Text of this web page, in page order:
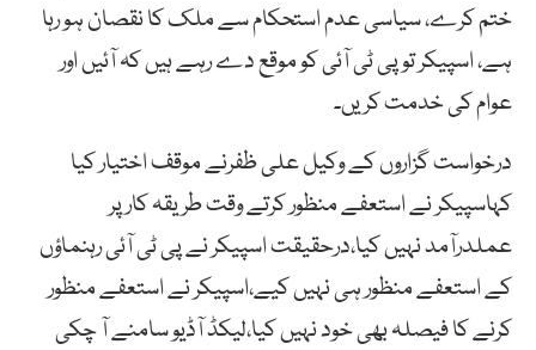
ختم کرے، سیاسی عدم استحکام سے ملک کا نقصان ہو رہا
ہے، اسپیکر تو پی ٹی آئی کو موقع دے رہے ہیں کہ آئیں اور
عوام کی خدمت کریں۔
درخواست گزاروں کے وکیل علی ظفرنے موقف اختیار کیا
کہاسپیکر نے استعفے منظور کرتے وقت طریقہ کار پر
عملدرآمد نہیں کیا،درحقیقت اسپیکر نے پی ٹی آئی رہنماؤں
کے استعفے منظور ہی نہیں کیے،اسپیکر نے استعفے منظور
کرنے کا فیصلہ بھی خود نہیں کیا،لیکڈ آڈیو سامنے آ چکی